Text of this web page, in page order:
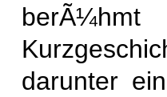
darunter